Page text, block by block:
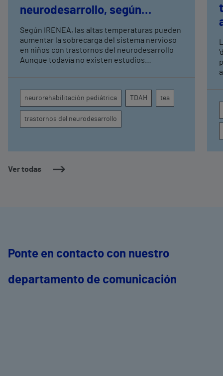
Ver todas
neurodesarrollo, según
neurorrehabilitación
pediátrica de Vithas
Según IRENEA, las altas temperaturas pueden
aumentar la sobrecarga del sistema nervioso
en niños con trastornos del neurodesarrollo
Aunque todavía no existen estudios
atención, la regulación emocional y la
conducta
neurorehabilitación pediátrica TDAH tea
trastornos del neurodesarrollo
Ponte en contacto con nuestro
departamento de comunicación